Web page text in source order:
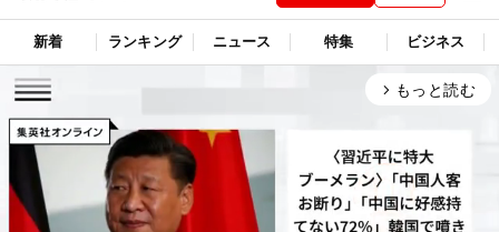
新着 ランキング ニュース 特集 ビジネス
arrow_forward_ios もっと読む